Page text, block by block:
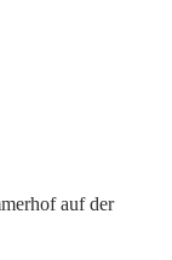
auf der